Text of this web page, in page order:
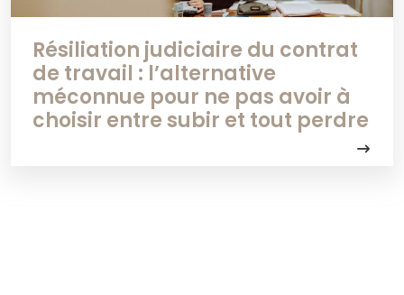
Résiliation judiciaire du contrat
de travail : l’alternative
méconnue pour ne pas avoir à
choisir entre subir et tout perdre